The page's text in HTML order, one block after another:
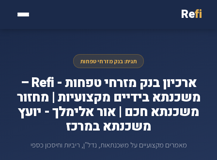
Refi
תגית: בנק מזרחי טפחות
ארכיון בנק מזרחי טפחות - Refi –
משכנתא בידיים מקצועיות | מחזור
משכנתא חכם | אור אלימלך - יועץ
משכנתא במרכז
מאמרים מקצועיים על משכנתאות, נדל"ן, ריביות וחיסכון כספי